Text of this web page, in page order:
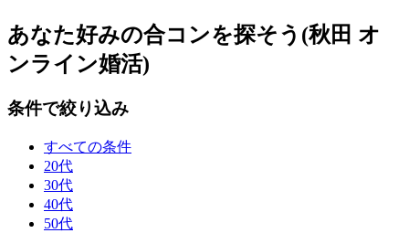
あなた好みの合コンを探そう(秋田 オ
ンライン婚活)
条件で絞り込み
すべての条件
20代
30代
40代
50代